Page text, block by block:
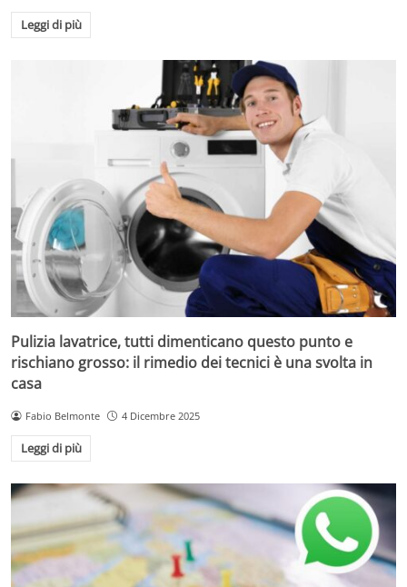
Leggi di più
Pulizia lavatrice, tutti dimenticano questo punto e
rischiano grosso: il rimedio dei tecnici è una svolta in
casa
Fabio Belmonte 4 Dicembre 2025
Leggi di più